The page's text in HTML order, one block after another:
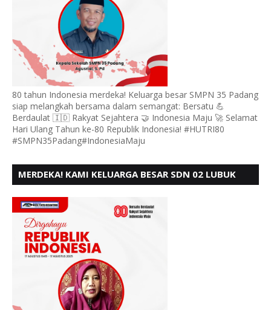
80 tahun Indonesia merdeka! Keluarga besar SMPN 35 Padang
siap melangkah bersama dalam semangat: Bersatu 💪
Berdaulat 🇮🇩 Rakyat Sejahtera 🤝 Indonesia Maju 🚀 Selamat
Hari Ulang Tahun ke-80 Republik Indonesia! #HUTRI80
#SMPN35Padang#IndonesiaMaju
MERDEKA! KAMI KELUARGA BESAR SDN 02 LUBUK
HUT RI KE - 80,